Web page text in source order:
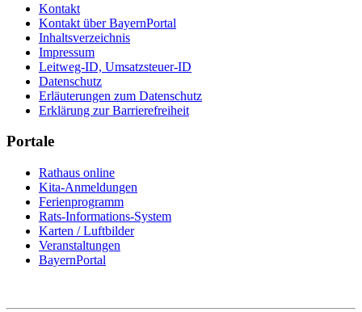
Kontakt
Kontakt über BayernPortal
Inhaltsverzeichnis
Impressum
Leitweg-ID, Umsatzsteuer-ID
Datenschutz
Erläuterungen zum Datenschutz
Erklärung zur Barrierefreiheit
Portale
Rathaus online
Kita-Anmeldungen
Ferienprogramm
Rats-Informations-System
Karten / Luftbilder
Veranstaltungen
BayernPortal